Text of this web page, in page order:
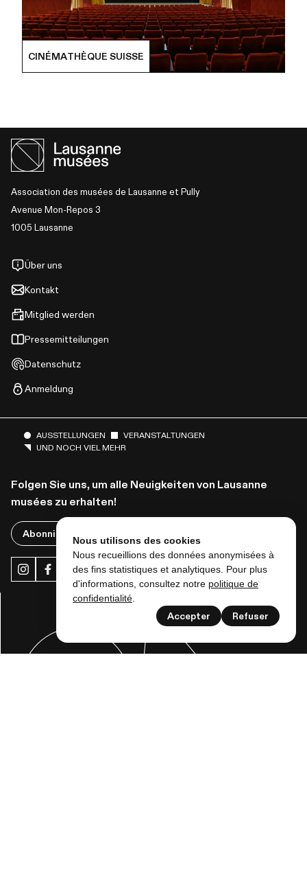
CINÉMATHÈQUE SUISSE
Association des musées de Lausanne et Pully
Avenue Mon-Repos 3
1005 Lausanne
Über uns
Kontakt
Mitglied werden
Pressemitteilungen
Datenschutz
Anmeldung
AUSSTELLUNGEN
VERANSTALTUNGEN
UND NOCH VIEL MEHR
Folgen Sie uns, um alle Neuigkeiten von Lausanne
musées zu erhalten!
Abonnieren Sie den Newsletter
Nous utilisons des cookies
Nous recueillions des données anonymisées à
des fins statistiques et analytiques. Pour plus
d'informations, consultez notre politique de
confidentialité
Accepter Refuser